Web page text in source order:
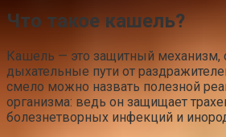
Что такое кашель?
Кашель — это защитный
дыхательные пути от
смело можно назвать полезной
организма: ведь он защищает
болезнетворных инфекций и